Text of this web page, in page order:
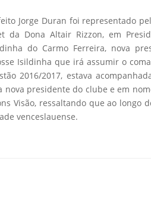
Jorge Duran foi representado
da Dona Altair Rizzon, em
do Carmo Ferreira, nova
Isildinha que irá assumir o
2016/2017, estava
nova presidente do clube e em
Visão, ressaltando que ao longo
venceslauense.